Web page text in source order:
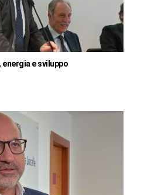
e sviluppo